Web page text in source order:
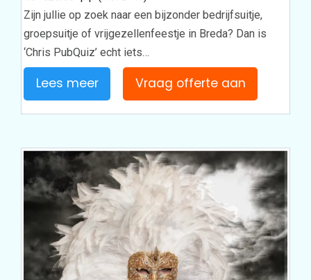
Zijn jullie op zoek naar een bijzonder bedrijfsuitje,
groepsuitje of vrijgezellenfeestje in Breda? Dan is
‘Chris PubQuiz’ echt iets…
Lees meer Vraag offerte aan